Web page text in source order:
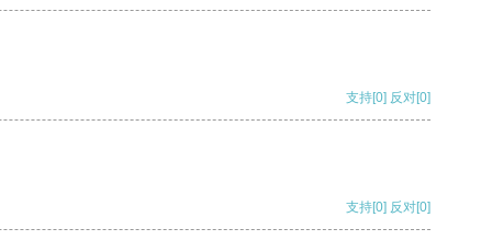
支持[0] 反对[0]
支持[0] 反对[0]